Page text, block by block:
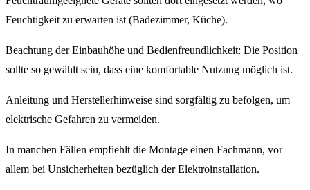
Feuchtigkeit zu erwarten ist (Badezimmer, Küche).
Beachtung der Einbauhöhe und Bedienfreundlichkeit: Die Position
sollte so gewählt sein, dass eine komfortable Nutzung möglich ist.
Anleitung und Herstellerhinweise sind sorgfältig zu befolgen, um
elektrische Gefahren zu vermeiden.
In manchen Fällen empfiehlt die Montage einen Fachmann, vor
allem bei Unsicherheiten bezüglich der Elektroinstallation.